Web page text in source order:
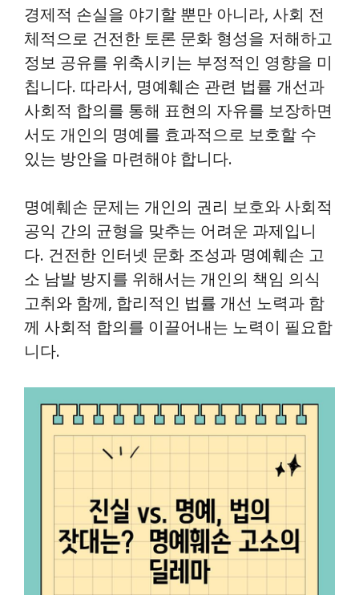
경제적 손실을 야기할 뿐만 아니라, 사회 전
체적으로 건전한 토론 문화 형성을 저해하고
정보 공유를 위축시키는 부정적인 영향을 미
칩니다. 따라서, 명예훼손 관련 법률 개선과
사회적 합의를 통해 표현의 자유를 보장하면
서도 개인의 명예를 효과적으로 보호할 수
있는 방안을 마련해야 합니다.
명예훼손 문제는 개인의 권리 보호와 사회적
공익 간의 균형을 맞추는 어려운 과제입니
다. 건전한 인터넷 문화 조성과 명예훼손 고
소 남발 방지를 위해서는 개인의 책임 의식
고취와 함께, 합리적인 법률 개선 노력과 함
께 사회적 합의를 이끌어내는 노력이 필요합
니다.